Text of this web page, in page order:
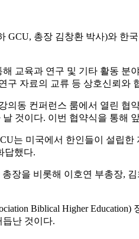
GCU, 총장 김창환 박사)와 한
교육과 연구 및 기타 활동 분
구 자료의 교류 등 상호신뢰와
의동 컨퍼런스 룸에서 열린 협
것이다. 이번 협약식을 통해
는 미국에서 한인들이 설립
답했다.
장을 비롯해 이호연 부총장,
Biblical Higher
듭난 것이다.